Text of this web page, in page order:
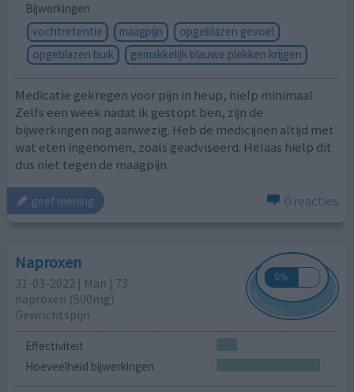
Bijwerkingen
vochtretentie
maagpijn
opgeblazen gevoel
opgeblazen buik
gemakkelijk blauwe plekken krijgen
Medicatie gekregen voor pijn in heup, hielp minimaal.
Zelfs een week nadat ik gestopt ben, zijn de
bijwerkingen nog aanwezig. Heb de medicijnen altijd met
wat eten ingenomen, zoals geadviseerd. Helaas hielp dit
dus niet tegen de maagpijn.
geef mening 0 reacties
Naproxen
31-03-2022 | Man | 73
naproxen (500mg)
Gewrichtspijn
Effectiviteit
Hoeveelheid bijwerkingen